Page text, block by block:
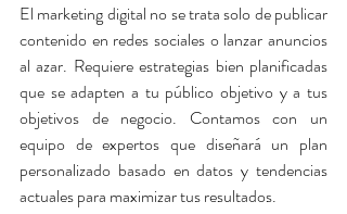
El marketing digital no se trata solo de publicar
contenido en redes sociales o lanzar anuncios
al azar. Requiere estrategias bien planificadas
que se adapten a tu público objetivo y a tus
objetivos de negocio. Contamos con un
equipo de expertos que diseñará un plan
personalizado basado en datos y tendencias
actuales para maximizar tus resultados.